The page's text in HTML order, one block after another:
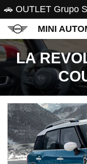
MINI
LA